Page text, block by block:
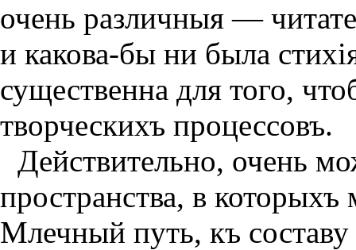
очень различныя —
и какова-бы ни была
существенна для того,
творческихъ процессовъ.
Действительно, очень
пространства, в
Млечный путь, къ